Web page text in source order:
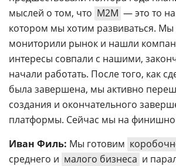
мыслей о том, что M2M — это то
котором мы хотим развиваться. Мы
мониторили рынок и нашли
интересы совпали с нашими,
начали работать. После того, как
была завершена, мы активно
создания и окончательного
платформы. Сейчас мы на
Иван Филь: Мы готовим
среднего и малого бизнеса и